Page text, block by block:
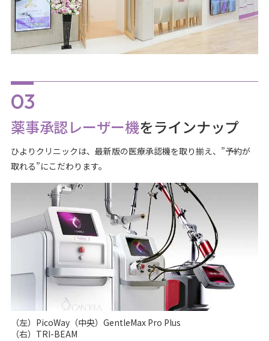
薬事承認レーザー機をラインナップ
ひよりクリニックは、最新版の医療承認機を取り揃え、”予約が
取れる”にこだわります。
（左）PicoWay（中央）GentleMax Pro Plus
（右）TRI-BEAM